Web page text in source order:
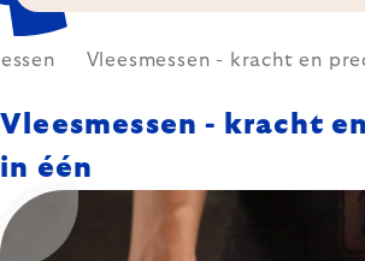
Vleesmessen - kracht en
Vleesmessen - kracht
in één